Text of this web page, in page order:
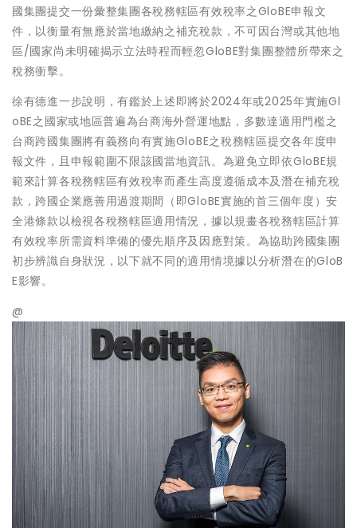
國集團提交一份彙整集團各稅務轄區有效稅率之GloBE申報文
件，以衡量有無應於當地繳納之補充稅款，不可因台灣或其他地
區/國家尚未明確揭示立法時程而輕忽GloBE對集團整體所帶來之
稅務衝擊。
徐有德進一步說明，有鑑於上述即將於2024年或2025年實施Gl
oBE之國家或地區普遍為台商海外營運地點，多數達適用門檻之
台商跨國集團將有義務向有實施GloBE之稅務轄區提交各年度申
報文件，且申報範圍不限該國當地資訊。為避免立即依GloBE規
範來計算各稅務轄區有效稅率而產生高度遵循成本及潛在補充稅
款，跨國企業應善用過渡期間（即GloBE實施的首三個年度）安
全港條款以檢視各稅務轄區適用情況，據以規畫各稅務轄區計算
有效稅率所需資料準備的優先順序及因應對策。為協助跨國集團
初步辨識自身狀況，以下就不同的適用情境據以分析潛在的GloB
E影響。
@